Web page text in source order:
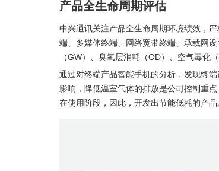
产品全生命周期评估
中兴通讯关注产品全生命周期环境绩效，
端、多媒体终端、网络宽带终端、承载网
（GW）、臭氧层消耗（OD）、空气毒化
通过对终端产品智能手机的分析，发现终
影响，降低温室气体的排放是公司控制重
在使用阶段，因此，开发出节能低耗的产